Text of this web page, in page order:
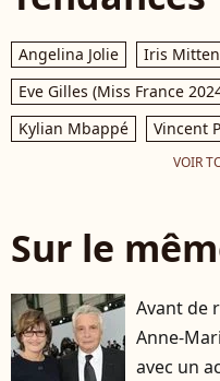
Angelina Jolie Iris
Eve Gilles (Miss France
Kylian Mbappé
Vincent
VOIR
Sur le
Avant de
Anne-
avec un